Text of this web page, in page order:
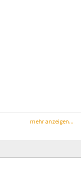
mehr anzeigen...